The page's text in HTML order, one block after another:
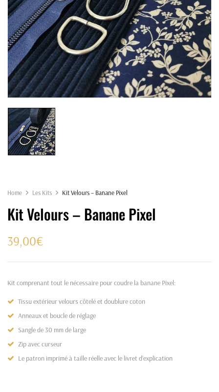
Home Les Kits Kit Velours – Banane Pixel
Kit Velours – Banane Pixel
39,00€
Kit comprenant tout le nécessaire pour coudre la banane Pixel:
Tissu extérieur velours côtelé et doublure coton
Anneaux et boucle de réglage
Sangle de 30 mm de large
Zip avec curseur
Le patron imprimé à taille réelle avec le livret d’explication